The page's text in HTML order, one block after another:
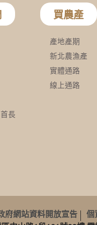
府網站資料開放宣告
個